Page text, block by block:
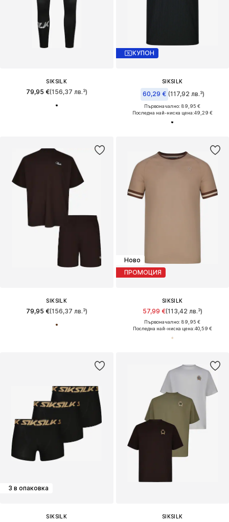
SIKSILK
79,95 €(156,37 лв.³)
КУПОН
SIKSILK
60,29 € (117,92 лв.³)
Първоначално: 89,95 €
Последна най-ниска цена:49,29 €
SIKSILK
79,95 €(156,37 лв.³)
Ново
ПРОМОЦИЯ
SIKSILK
57,99 €(113,42 лв.³)
Първоначално: 89,95 €
Последна най-ниска цена:40,59 €
3 в опаковка
SIKSILK SIKSILK